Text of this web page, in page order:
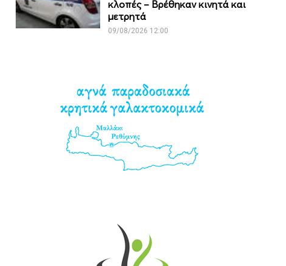
κλοπές – Βρέθηκαν κινητά και
μετρητά
09/08/2026 12:00